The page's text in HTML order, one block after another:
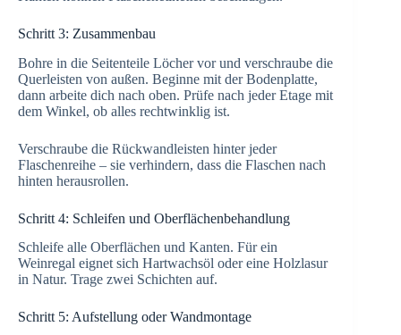
Schritt 3: Zusammenbau
Bohre in die Seitenteile Löcher vor und verschraube die
Querleisten von außen. Beginne mit der Bodenplatte,
dann arbeite dich nach oben. Prüfe nach jeder Etage mit
dem Winkel, ob alles rechtwinklig ist.
Verschraube die Rückwandleisten hinter jeder
Flaschenreihe – sie verhindern, dass die Flaschen nach
hinten herausrollen.
Schritt 4: Schleifen und Oberflächenbehandlung
Schleife alle Oberflächen und Kanten. Für ein
Weinregal eignet sich Hartwachsöl oder eine Holzlasur
in Natur. Trage zwei Schichten auf.
Schritt 5: Aufstellung oder Wandmontage